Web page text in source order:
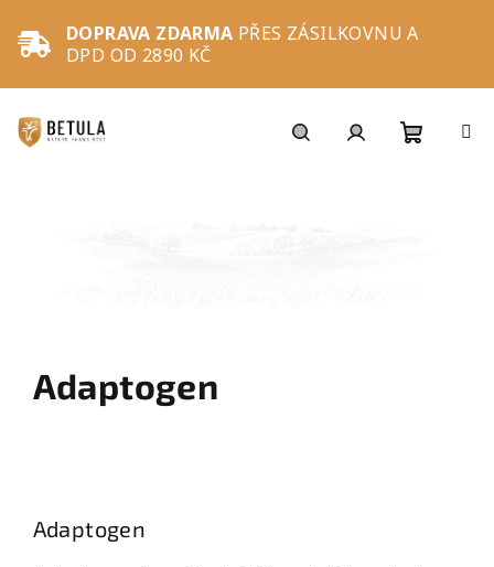
obsah
DOPRAVA ZDARMA PŘES ZÁSILKOVNU A
DPD OD 2890 KČ
Adaptogen
Adaptogen